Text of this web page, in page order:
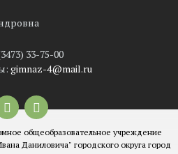
33-75-00
gimnaz-4@mail.ru
Email
общеобразовательное учреждение
Даниловича" городского округа город